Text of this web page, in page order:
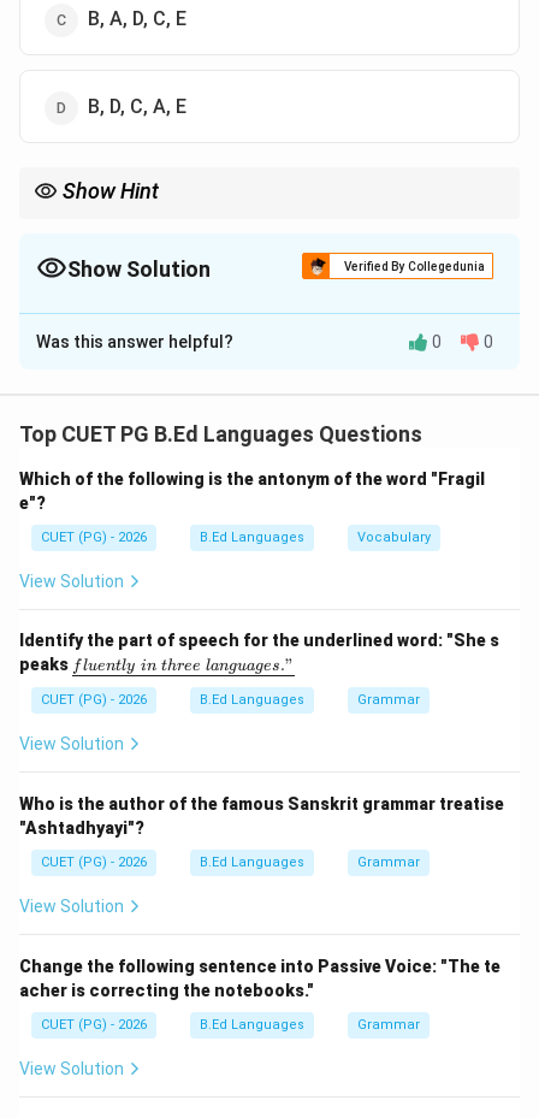
B, A, D, C, E
B, D, C, A, E
Show Hint
Show Solution Verified By Collegedunia
The Correct Option isC
Solution and Explanation
हिन्दी व्याकरण में कारक संज्ञा या सर्वनाम का क्रिया के साथ संबंध
Step 1:
होता है:
कर्ता,कर्म ,करण
Step 2:दिए गए कारकों की स्थिति पहचानिए। दिए गए विकल्पों में:
• सम्प्रदान
• अधिकरण
• संबोधन हैं।
Step 3:इनका सही क्रम निर्धारित कीजिए। उपरोक्त मानक क्रम के
\text{कर्म} \rightarrow
कर्म → सम्प्रदान → संबंध → अधिकरण
अर्थात्:
Was this answer helpful? 0 0
Top CUET PG B.Ed Languages Questions
Which of the following is the antonym of the word "Fragil
e"?
CUET (PG) - 2026 B.Ed Languages Vocabulary
View Solution
Identify the part of speech for the underlined word: "She s
peaks \un
derl
ine
{flu
entl
y\ i
hre
e\ l
ang
uag
e
fluently in three languages."
CUET (PG) - 2026 B.Ed Languages Grammar
View Solution
Who is the author of the famous Sanskrit grammar treatise
"Ashtadhyayi"?
CUET (PG) - 2026 B.Ed Languages Grammar
View Solution
Change the following sentence into Passive Voice: "The te
acher is correcting the notebooks."
CUET (PG) - 2026 B.Ed Languages Grammar
View Solution